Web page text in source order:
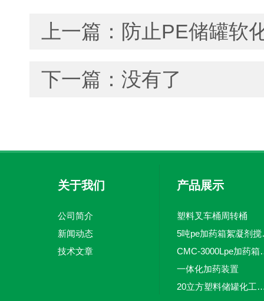
上一篇： 防止PE储罐软
下一篇：没有了
关于我们
公司简介
新闻动态
技术文章
产品展示
塑料叉车桶周转桶
5吨pe
CMC-
一体化加药装置
20立方塑料储罐化工储